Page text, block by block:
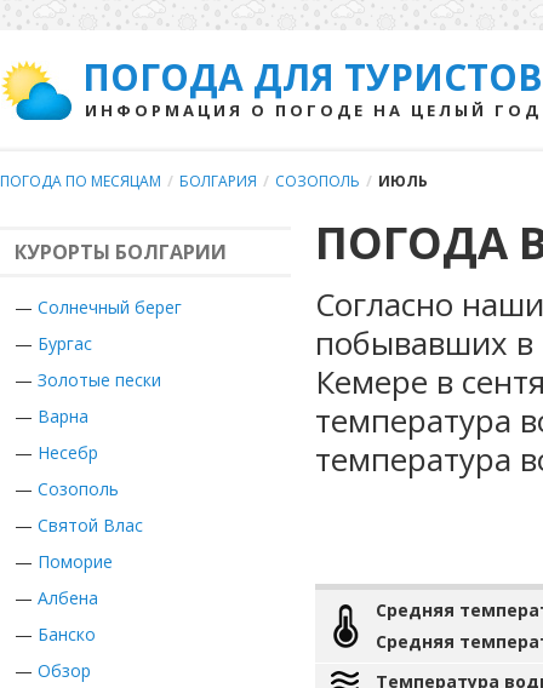
ПОГОДА ДЛЯ ТУРИСТОВ
ИНФОРМАЦИЯ О ПОГОДЕ НА ЦЕЛЫЙ ГОД
ПОГОДА ПО МЕСЯЦАМ / БОЛГАРИЯ / СОЗОПОЛЬ / ИЮЛЬ
КУРОРТЫ БОЛГАРИИ
— Солнечный берег
— Бургас
— Золотые пески
— Варна
— Несебр
— Созополь
— Святой Влас
— Поморие
— Албена
— Банско
— Обзор
ПОГОДА
Согласно
побывавших в
Кемере в
температура
температура
Средняя
Средняя
Температура